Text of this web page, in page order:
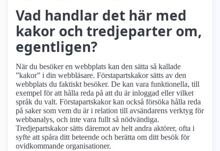
Vad handlar det här med
kakor och tredjeparter om,
egentligen?
När du besöker en webbplats kan den sätta så kallade
kakor
i din webbläsare. Förstapartskakor sätts av den
webbplats du faktiskt besöker. De kan vara funktionella, till
exempel för att hålla reda på att du är inloggad eller vilket
språk du valt. Förstapartskakor kan också försöka hålla reda
på saker som vem du är i relation till avsändarens verktyg för
webbanalys, och inte vara fullt så nödvändiga.
Tredjepartskakor sätts däremot av helt andra aktörer, ofta i
syfte att spåra ditt beteende och berätta om ditt besök för
ovidkommande organisationer.